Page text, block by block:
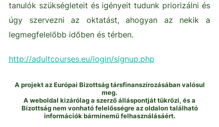
tanulók szükségleteit és igényeit tudunk priorizálni és
úgy szervezni az oktatást, ahogyan az nekik a
legmegfelelőbb időben és térben.
http://adultcourses.eu/login/signup.php
A projekt az Európai Bizottság társfinanszírozásában valósul
meg.
A weboldal kizárólag a szerző álláspontját tükrözi, és a
Bizottság nem vonható felelősségre az oldalon található
információk bárminemű felhasználásáért.